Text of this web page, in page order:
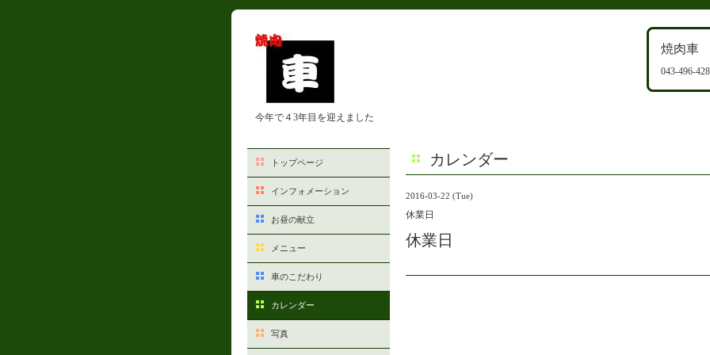
焼肉車
043-496-
今年で４3年目を迎えました
カレンダー
2016-03-22 (Tue)
休業日
休業日
トップページ
インフォメーション
お昼の献立
メニュー
車のこだわり
カレンダー
写真